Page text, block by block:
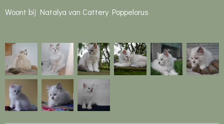
Woont bij Natalya van Cattery Poppelorus